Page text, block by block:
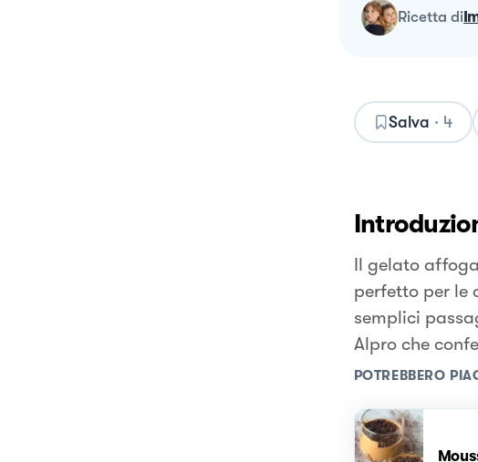
ricetta di
Salva · 4
Il gelato
perfetto per le
semplici
Alpro che
POTREBBERO